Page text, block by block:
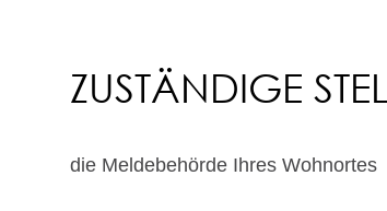
ZUSTÄNDIGE
die Meldebehörde Ihres Wohnortes